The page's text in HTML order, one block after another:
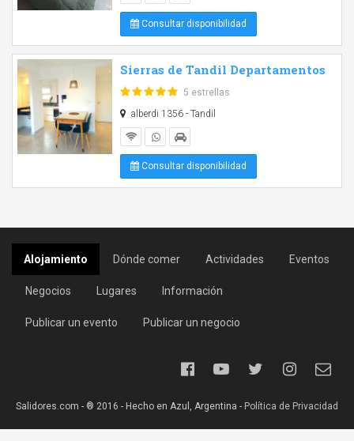
Consultar disponibilidad
Sierras de Tandil Departamentos
5 estrellas
alberdi 1356 - Tandil
Consultar disponibilidad
Alojamiento Dónde comer Actividades Eventos
Negocios Lugares Información
Publicar un evento Publicar un negocio
Salidores.com - ® 2016 - Hecho en Azul, Argentina - Política de Privacidad